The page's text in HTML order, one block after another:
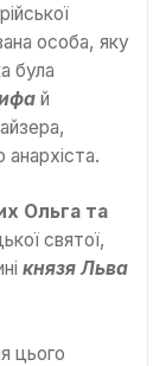
особа, яку
була
й
анархіста.
Ольга та
святої,
князя Льва
цього